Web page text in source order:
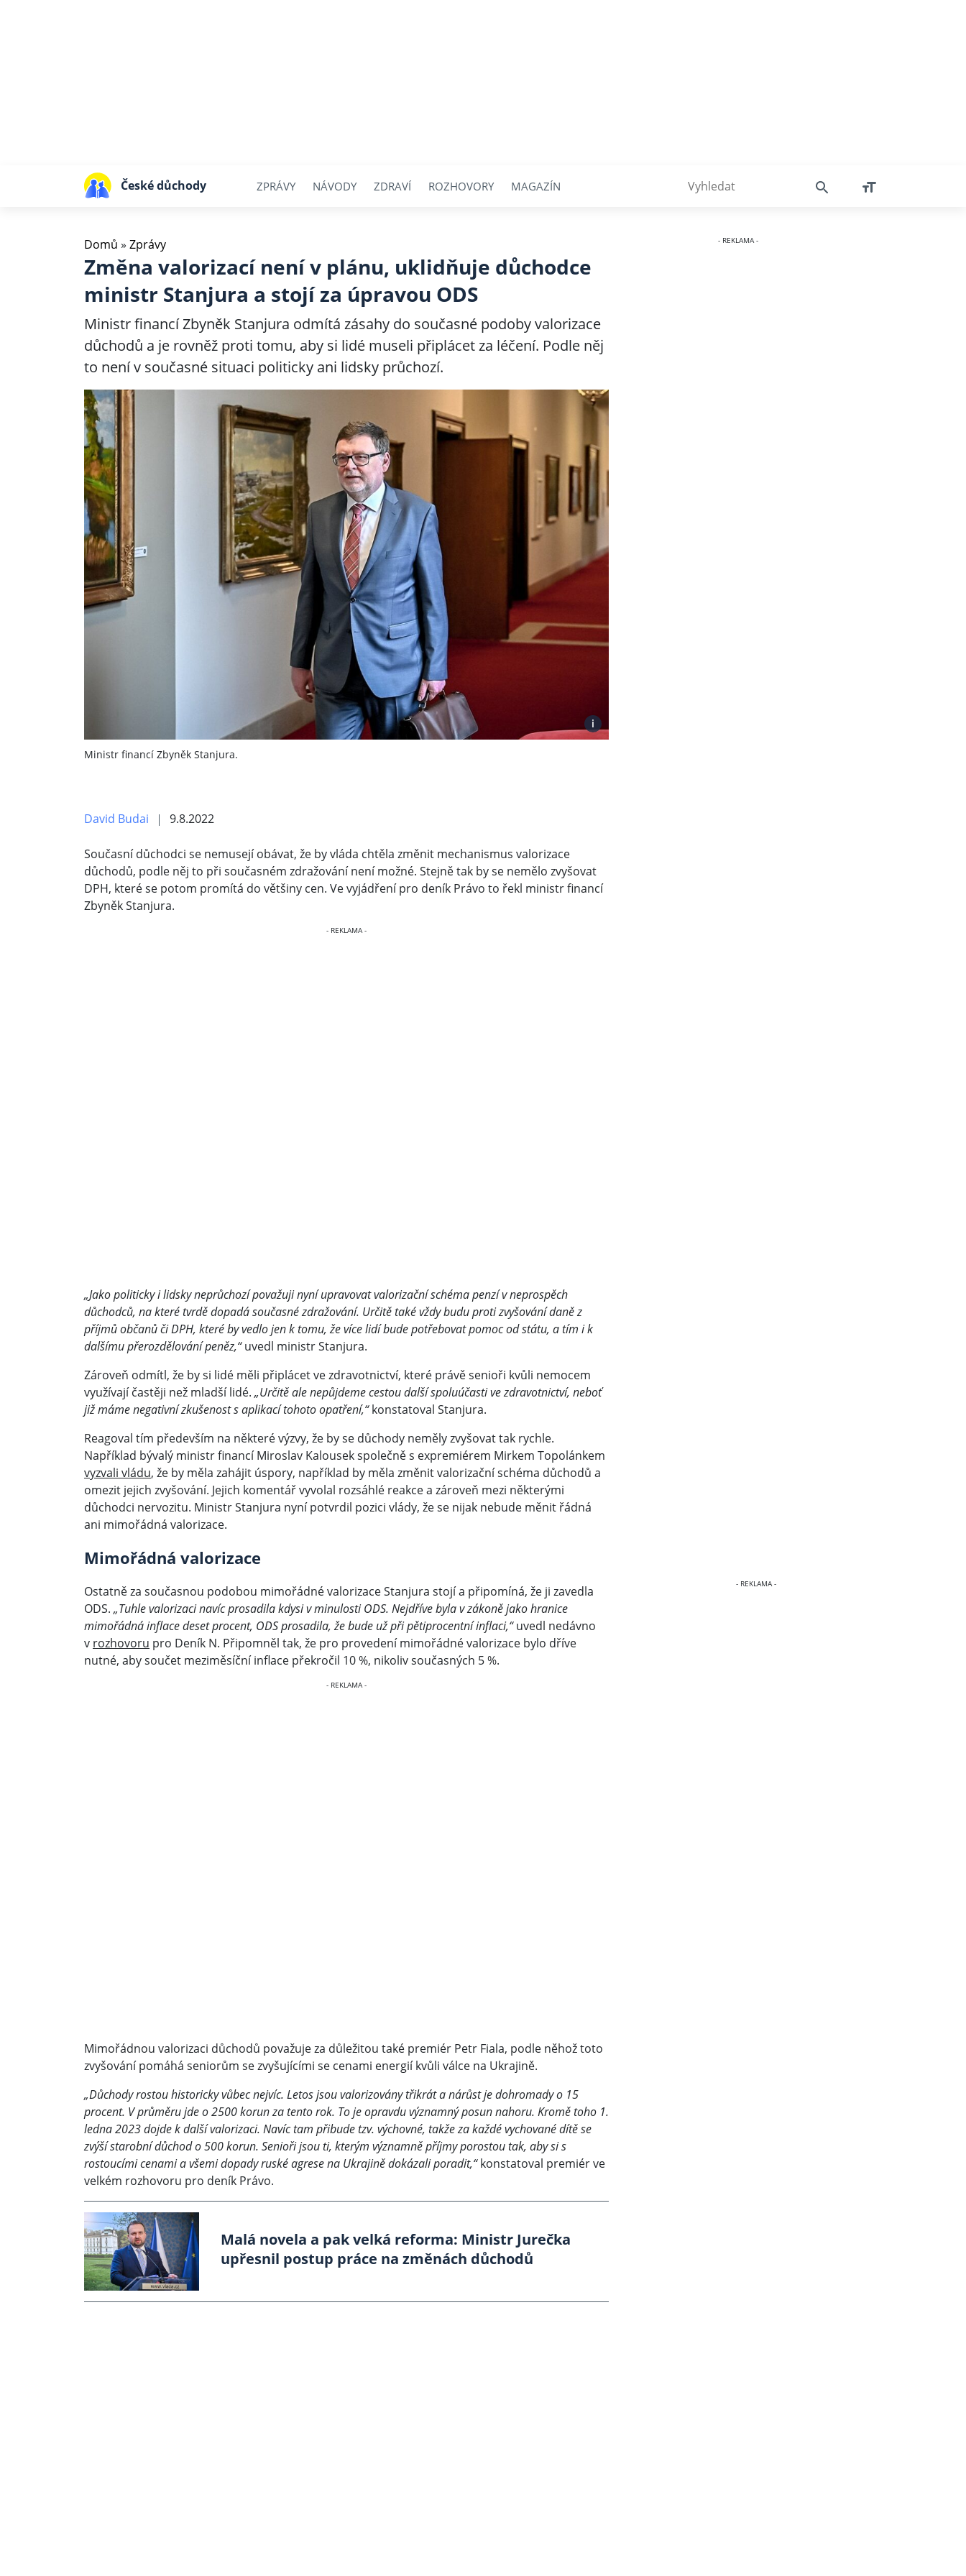
České důchody ZPRÁVY NÁVODY ZDRAVÍ ROZHOVORY MAGAZÍN
Domů » Zprávy
Změna valorizací není v plánu, uklidňuje důchodce
ministr Stanjura a stojí za úpravou ODS
Ministr financí Zbyněk Stanjura odmítá zásahy do současné podoby valorizace
důchodů a je rovněž proti tomu, aby si lidé museli připlácet za léčení. Podle něj
to není v současné situaci politicky ani lidsky průchozí.
i
Ministr financí Zbyněk Stanjura.
David Budai 9.8.2022
Současní důchodci se nemusejí obávat, že by vláda chtěla změnit mechanismus valorizace
důchodů, podle něj to při současném zdražování není možné. Stejně tak by se nemělo zvyšovat
DPH, které se potom promítá do většiny cen. Ve vyjádření pro deník Právo to řekl ministr financí
Zbyněk Stanjura.
„Jako politicky i lidsky neprůchozí považuji nyní upravovat valorizační schéma penzí v neprospěch
důchodců, na které tvrdě dopadá současné zdražování. Určitě také vždy budu proti zvyšování daně z
příjmů občanů či DPH, které by vedlo jen k tomu, že více lidí bude potřebovat pomoc od státu, a tím i k
dalšímu přerozdělování peněz,“uvedl ministr Stanjura.
Zároveň odmítl, že by si lidé měli připlácet ve zdravotnictví, které právě senioři kvůli nemocem
využívají častěji než mladší lidé. „Určitě ale nepůjdeme cestou další spoluúčasti ve zdravotnictví, neboť
již máme negativní zkušenost s aplikací tohoto opatření,“konstatoval Stanjura.
Reagoval tím především na některé výzvy, že by se důchody neměly zvyšovat tak rychle.
Například bývalý ministr financí Miroslav Kalousek společně s expremiérem Mirkem Topolánkem
vyzvali vládu, že by měla zahájit úspory, například by měla změnit valorizační schéma důchodů a
omezit jejich zvyšování. Jejich komentář vyvolal rozsáhlé reakce a zároveň mezi některými
důchodci nervozitu. Ministr Stanjura nyní potvrdil pozici vlády, že se nijak nebude měnit řádná
ani mimořádná valorizace.
Mimořádná valorizace
Ostatně za současnou podobou mimořádné valorizace Stanjura stojí a připomíná, že ji zavedla
ODS. „Tuhle valorizaci navíc prosadila kdysi v minulosti ODS. Nejdříve byla v zákoně jako hranice
mimořádná inflace deset procent, ODS prosadila, že bude už při pětiprocentní inflaci,“uvedl nedávno
v rozhovoru pro Deník N. Připomněl tak, že pro provedení mimořádné valorizace bylo dříve
nutné, aby součet meziměsíční inflace překročil 10 %, nikoliv současných 5 %.
Mimořádnou valorizaci důchodů považuje za důležitou také premiér Petr Fiala, podle něhož toto
zvyšování pomáhá seniorům se zvyšujícími se cenami energií kvůli válce na Ukrajině.
„Důchody rostou historicky vůbec nejvíc. Letos jsou valorizovány třikrát a nárůst je dohromady o 15
procent. V průměru jde o 2500 korun za tento rok. To je opravdu významný posun nahoru. Kromě toho 1.
ledna 2023 dojde k další valorizaci. Navíc tam přibude tzv. výchovné, takže za každé vychované dítě se
zvýší starobní důchod o 500 korun. Senioři jsou ti, kterým významně příjmy porostou tak, aby si s
rostoucími cenami a všemi dopady ruské agrese na Ukrajině dokázali poradit,“konstatoval premiér ve
velkém rozhovoru pro deník Právo.
Malá novela a pak velká reforma: Ministr Jurečka
upřesnil postup práce na změnách důchodů